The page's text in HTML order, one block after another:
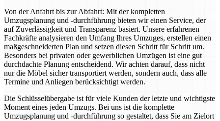
Von der Anfahrt bis zur Abfahrt: Mit der kompletten
Umzugsplanung und -durchführung bieten wir einen Service, der
auf Zuverlässigkeit und Transparenz basiert. Unsere erfahrenen
Fachkräfte analysieren den Umfang Ihres Umzuges, erstellen einen
maßgeschneiderten Plan und setzen diesen Schritt für Schritt um.
Besonders bei privaten oder gewerblichen Umzügen ist eine gut
durchdachte Planung entscheidend. Wir achten darauf, dass nicht
nur die Möbel sicher transportiert werden, sondern auch, dass alle
Termine und Anliegen berücksichtigt werden.
Die Schlüsselübergabe ist für viele Kunden der letzte und wichtigste
Moment eines jeden Umzugs. Bei uns ist die komplette
Umzugsplanung und -durchführung so gestaltet, dass Sie am Zielort